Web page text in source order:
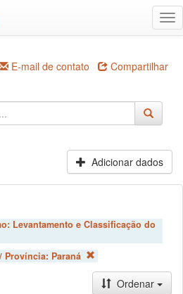
E-mail de contato Compartilhar
Adicionar dados
Levantamento e Classificação do
Província: Paraná
Ordenar